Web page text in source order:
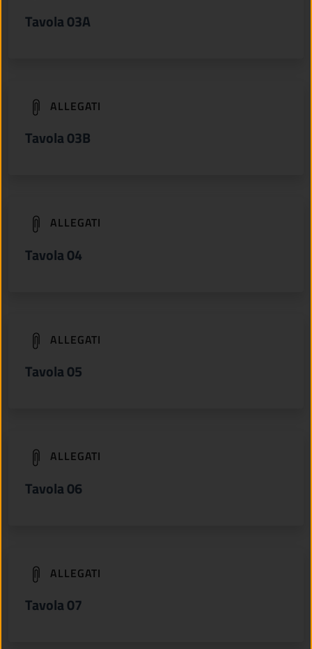
Tavola 03A
ALLEGATI
Tavola 03B
(apre in un'altra scheda).
ALLEGATI
Tavola 04
(apre in un'altra scheda).
ALLEGATI
Tavola 05
(apre in un'altra scheda).
ALLEGATI
Tavola 06
(apre in un'altra scheda).
ALLEGATI
Tavola 07
(apre in un'altra scheda).